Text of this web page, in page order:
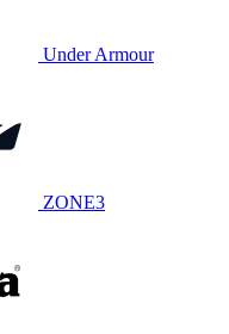
Under Armour
ZONE3